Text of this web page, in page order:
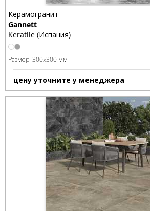
Керамогранит
Gannett
Keratile (Испания)
Размер: 300x300 мм
цену уточните у менеджера